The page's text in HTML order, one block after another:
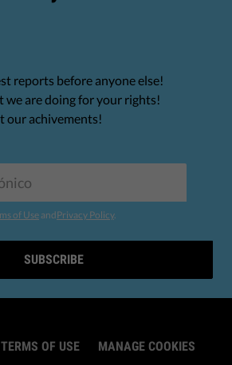
reports before anyone else!
we are doing for your rights!
our achivements!
of Use andPrivacy Policy.
SUBSCRIBE
TERMS OF USE MANAGE COOKIES